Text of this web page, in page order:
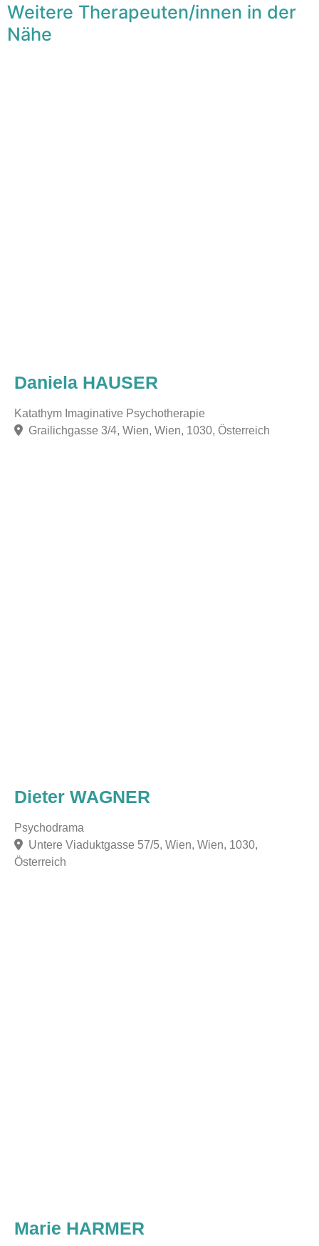
Weitere Therapeuten/innen in der
Nähe
Daniela HAUSER
Katathym Imaginative Psychotherapie
Grailichgasse 3/4, Wien, Wien, 1030, Österreich
Dieter WAGNER
Psychodrama
Untere Viaduktgasse 57/5, Wien, Wien, 1030,
Österreich
Marie HARMER